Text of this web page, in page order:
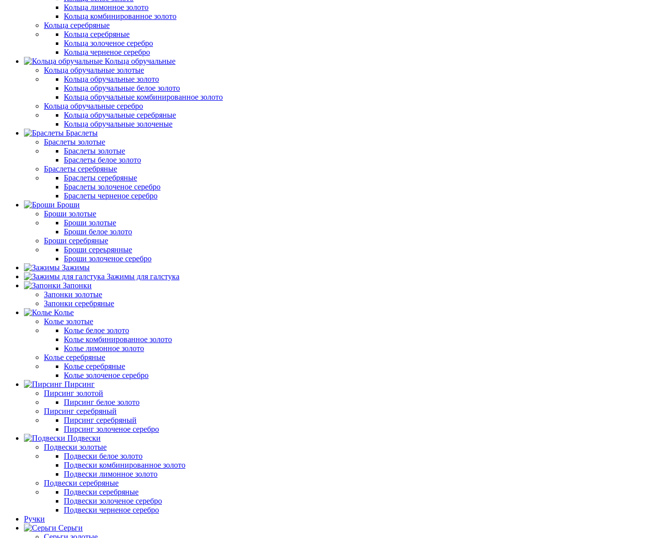
Кольца лимонное золото
Кольца комбинированное золото
Кольца серебряные
Кольца серебряные
Кольца золоченое серебро
Кольца черненое серебро
Кольца обручальные
Кольца обручальные золотые
Кольца обручальные золото
Кольца обручальные белое золото
Кольца обручальные комбинированное золото
Кольца обручальные серебро
Кольца обручальные серебряные
Кольца обручальные золоченые
Браслеты
Браслеты золотые
Браслеты золотые
Браслеты белое золото
Браслеты серебряные
Браслеты cеребряные
Браслеты золоченое серебро
Браслеты черненое серебро
Броши
Броши золотые
Броши золотые
Броши белое золото
Броши серебряные
Броши сереьрянные
Броши золоченое серебро
Зажимы
Зажимы для галстука
Запонки
Запонки золотые
Запонки серебряные
Колье
Колье золотые
Колье белое золото
Колье комбинированное золото
Колье лимонное золото
Колье серебряные
Колье серебряные
Колье золоченое серебро
Пирсинг
Пирсинг золотой
Пирсинг белое золото
Пирсинг серебряный
Пирсинг серебряный
Пирсинг золоченое серебро
Подвески
Подвески золотые
Подвески белое золото
Подвески комбинированное золото
Подвески лимонное золото
Подвески серебряные
Подвески серебряные
Подвески золоченое серебро
Подвески черненое серебро
Ручки
Серьги